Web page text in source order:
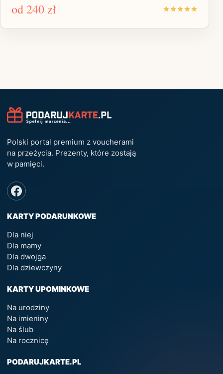
od 240 zł
Polski portal premium z voucherami
na przeżycia. Prezenty, które zostają
w pamięci.
KARTY PODARUNKOWE
Dla niej
Dla mamy
Dla dwojga
Dla dziewczyny
KARTY UPOMINKOWE
Na urodziny
Na imieniny
Na ślub
Na rocznicę
PODARUJKARTE.PL